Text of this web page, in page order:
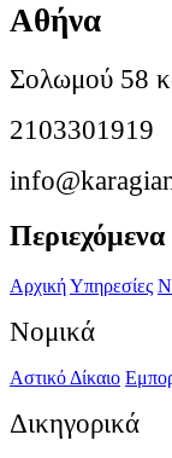
Αθήνα
Σολωμού 58
2103301919
Περιεχόμενα
ΑρχικήΥπηρεσίες
Νομικά
Αστικό Δίκαιο
Δικηγορικά